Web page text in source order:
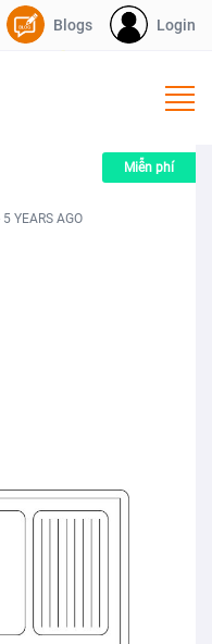
Login
Blogs
YEARS AGO
Miễn phí